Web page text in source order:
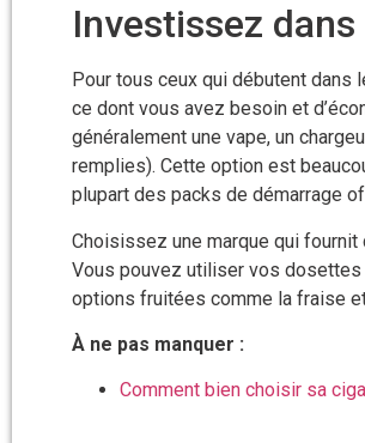
Investissez
Pour tous ceux qui débutent dans
ce dont vous avez besoin et
généralement une vape, un
remplies). Cette option est
plupart des packs de démarrage
Choisissez une marque qui
Vous pouvez utiliser vos dosettes
options fruitées comme la fraise
À ne pas manquer :
Comment bien choisir sa